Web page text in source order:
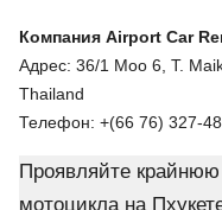
Компания Airport Car
Адрес: 36/1 Moo 6, T.
Thailand
Телефон: +(66 76) 327-
Проявляйте
мотоцикла на